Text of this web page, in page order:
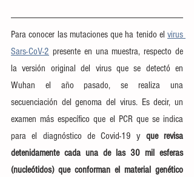
Para conocer las mutaciones que ha tenido el virus
Sars-CoV-2 presente en una muestra, respecto de
la versión original del virus que se detectó en
Wuhan el año pasado, se realiza una
secuenciación del genoma del virus. Es decir, un
examen más específico que el PCR que se indica
para el diagnóstico de Covid-19 y que revisa
detenidamente cada una de las 30 mil esferas
(nucleótidos) que conforman el material genético